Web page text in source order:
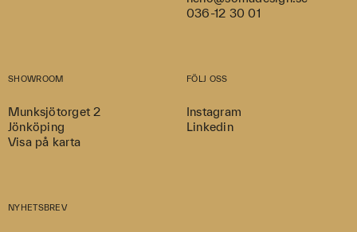
036-12 30 01
SHOWROOM
Munksjötorget 2
Jönköping
Visa på karta
FÖLJ OSS
Instagram
Linkedin
NYHETSBREV